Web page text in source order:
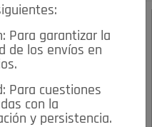
LA
DE SAN
Para garantizar la
de los envíos en
Para cuestiones
con la
y persistencia.